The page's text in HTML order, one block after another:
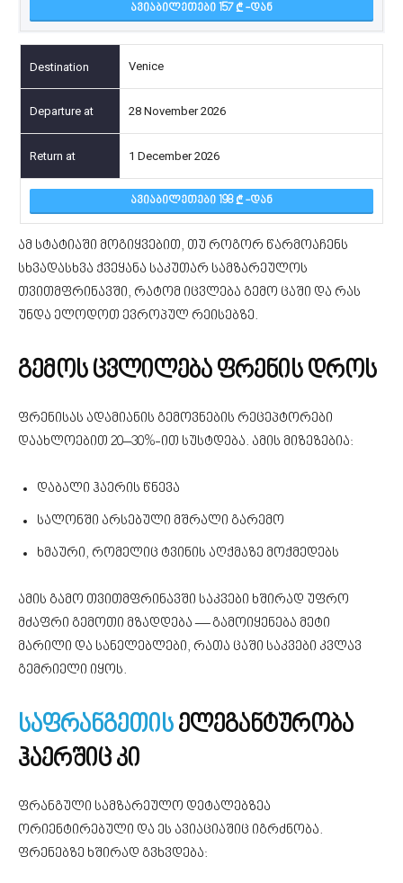
ᲐᲕᲘᲐᲑᲘᲚᲔᲗᲔᲑᲘ 157 -ᲓᲐᲜ
Venice
28 November 2026
1 December 2026
ᲐᲕᲘᲐᲑᲘᲚᲔᲗᲔᲑᲘ 198 -ᲓᲐᲜ
ამ სტატიაში მოგიყვებით, თუ როგორ წარმოაჩენს
სხვადასხვა ქვეყანა საკუთარ სამზარეულოს
თვითმფრინავში, რატომ იცვლება გემო ცაში და რას
უნდა ელოდოთ ევროპულ რეისებზე.
გემოს ცვლილება ფრენის დროს
ფრენისას ადამიანის გემოვნების რეცეპტორები
დაახლოებით 20–30%-ით სუსტდება. ამის მიზეზებია:
დაბალი ჰაერის წნევა
სალონში არსებული მშრალი გარემო
ხმაური, რომელიც ტვინის აღქმაზე მოქმედებს
ამის გამო თვითმფრინავში საკვები ხშირად უფრო
მძაფრი გემოთი მზადდება — გამოიყენება მეტი
მარილი და სანელებლები, რათა ცაში საკვები კვლავ
გემრიელი იყოს.
საფრანგეთისელეგანტურობა
ჰაერშიც კი
ფრანგული სამზარეულო დეტალებზეა
ორიენტირებული და ეს ავიაციაშიც იგრძნობა.
ფრენებზე ხშირად გვხვდება: